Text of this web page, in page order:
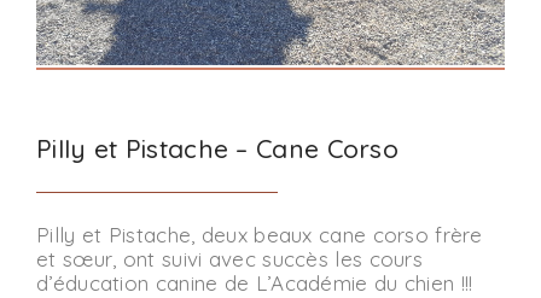
Pilly et Pistache – Cane Corso
Pilly et Pistache, deux beaux cane corso frère
et sœur, ont suivi avec succès les cours
d’éducation canine de L’Académie du chien !!!